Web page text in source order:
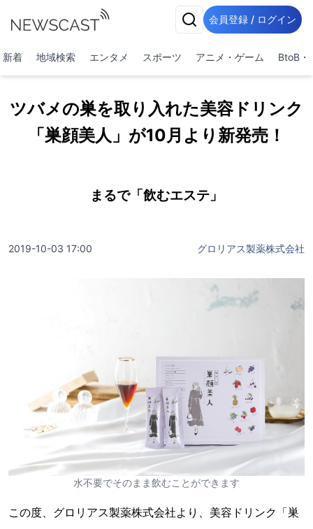
会員登録 / ログイン
新着 地域検索 エンタメ スポーツ アニメ・ゲーム BtoB・
ツバメの巣を取り入れた美容ドリンク
「巣顔美人」が10月より新発売！
まるで「飲むエステ」
2019-10-03 17:00 グロリアス製薬株式会社
水不要でそのまま飲むことができます
この度、グロリアス製薬株式会社より、美容ドリンク「巣